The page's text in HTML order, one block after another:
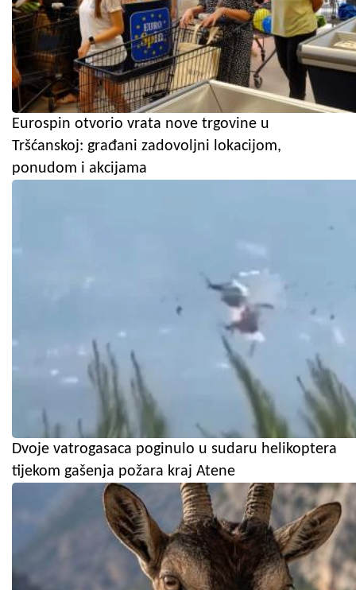
Eurospin otvorio vrata nove trgovine u
Tršćanskoj: građani zadovoljni lokacijom,
ponudom i akcijama
Dvoje vatrogasaca poginulo u sudaru helikoptera
tijekom gašenja požara kraj Atene